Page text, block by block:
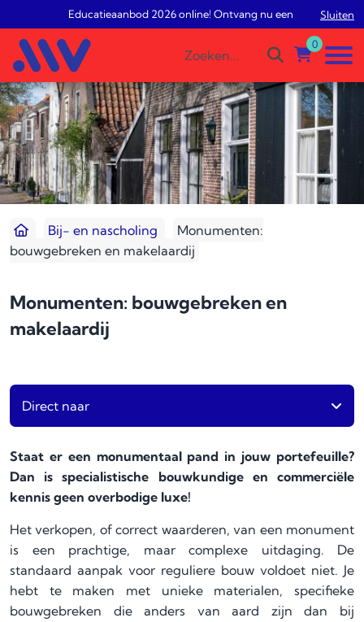
Educatieaanbod 2026 online! Ontvang nu een gratisSluiten
0
Bij- en nascholing
Monumenten:
bouwgebreken en makelaardij
Monumenten: bouwgebreken en
makelaardij
Direct naar
Staat er een monumentaal pand in jouw portefeuille?
Dan is specialistische bouwkundige en commerciële
kennis geen overbodige luxe!
Het verkopen, of correct waarderen, van een monument
is een prachtige, maar complexe uitdaging. De
standaard aanpak voor reguliere bouw voldoet niet. Je
hebt te maken met unieke materialen, specifieke
bouwgebreken die anders van aard zijn dan bij